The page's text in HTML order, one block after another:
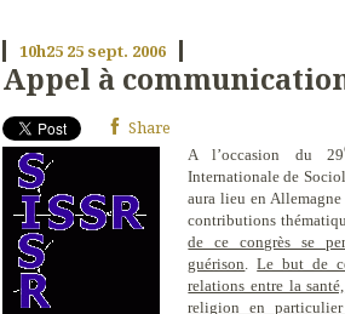
10h25 25 sept. 2006
Appel à
Share
A l’occasion du 29
Internationale de
aura lieu en
contributions
de ce congrès se
guérison .Le but de
relations entre la
religion en